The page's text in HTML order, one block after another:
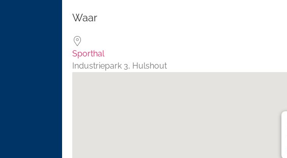
Waar
Sporthal
Industriepark 3, Hulshout